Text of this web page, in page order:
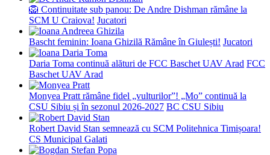
🦁 Continuitate sub panou: De Andre Dishman rămâne la
SCM U Craiova! Jucatori
Bascht feminin: Ioana Ghizilă Rămâne în Giulești! Jucatori
Daria Toma continuă alături de FCC Baschet UAV Arad FCC
Baschet UAV Arad
Monyea Pratt rămâne fidel „vulturilor”! „Mo” continuă la
CSU Sibiu și în sezonul 2026-2027 BC CSU Sibiu
Robert David Stan semnează cu SCM Politehnica Timișoara!
CS Municipal Galati